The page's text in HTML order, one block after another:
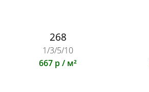
268
1/3/5/10
667 р / м²